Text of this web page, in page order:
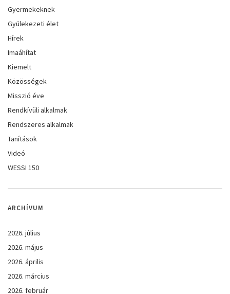
Gyermekeknek
Gyülekezeti élet
Hírek
Imaáhítat
Kiemelt
Közösségek
Misszió éve
Rendkívüli alkalmak
Rendszeres alkalmak
Tanítások
Videó
WESSI 150
ARCHÍVUM
2026. július
2026. május
2026. április
2026. március
2026. február